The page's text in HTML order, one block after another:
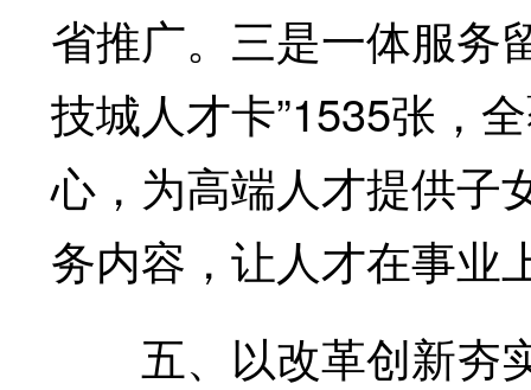
省推广。三是一体服务
技城人才卡”1535张，
心，为高端人才提供子
务内容，让人才在事业
五、以改革创新夯